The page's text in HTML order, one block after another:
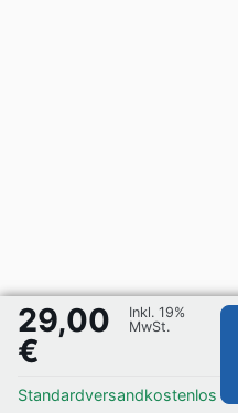
29,00
€
Inkl. 19%
MwSt.
Standardversandkostenlos